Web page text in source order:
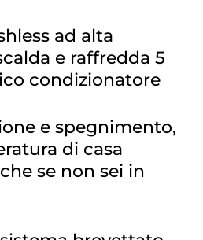
ad alta
e raffredda 5
condizionatore
e spegnimento,
di casa
se non sei in